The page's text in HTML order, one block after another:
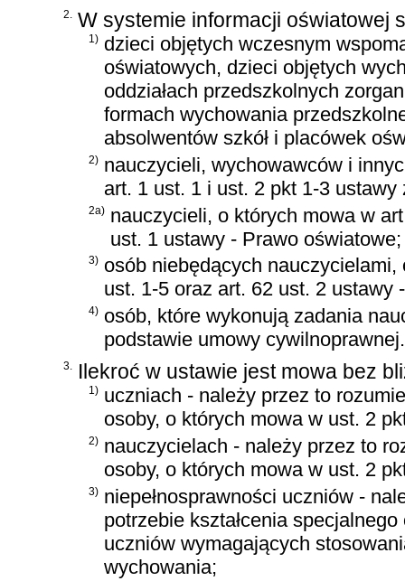
2. W systemie informacji oświatowej
1) dzieci objętych wczesnym
oświatowych, dzieci objętych
oddziałach przedszkolnych
formach wychowania
absolwentów szkół i placówek
2) nauczycieli, wychowawców i
art. 1 ust. 1 i ust. 2 pkt 1-3
2a) nauczycieli, o których mowa w
ust. 1 ustawy - Prawo oświatowe;
3) osób niebędących
ust. 1-5 oraz art. 62 ust. 2 ustawy
4) osób, które wykonują zadania
podstawie umowy cywilnoprawnej.
3. Ilekroć w ustawie jest mowa bez
1) uczniach - należy przez to
osoby, o których mowa w ust. 2
2) nauczycielach - należy przez to
osoby, o których mowa w ust. 2
3) niepełnosprawności uczniów -
potrzebie kształcenia
uczniów wymagających
wychowania;